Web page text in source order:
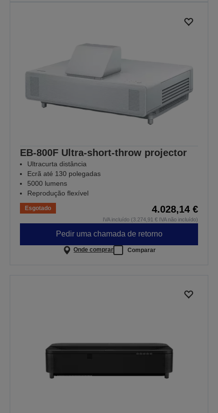
EB-800F Ultra-short-throw projector
Ultracurta distância
Ecrã até 130 polegadas
5000 lumens
Reprodução flexível
Esgotado 4.028,14 €
IVA incluído (3.274,91 € IVA não incluído)
Pedir uma chamada de retorno
Onde comprar Comparar